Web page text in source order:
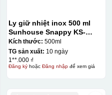
Nhựa
Ly giữ nhiệt inox 500 ml
Sunhouse Snappy KS-
TU500S
Kích thước: 500ml
TG sản xuất: 10 ngày
1**.000 ₫
Đăng kýhoặc Đăng nhậpđể xem giá